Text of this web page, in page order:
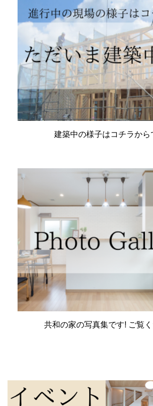
建築中の様子はコチラから
共和の家の写真集です! ご覧